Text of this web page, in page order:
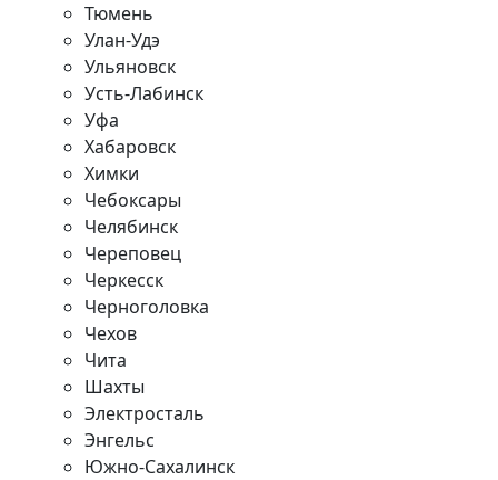
Тюмень
Улан-Удэ
Ульяновск
Усть-Лабинск
Уфа
Хабаровск
Химки
Чебоксары
Челябинск
Череповец
Черкесск
Черноголовка
Чехов
Чита
Шахты
Электросталь
Энгельс
Южно-Сахалинск